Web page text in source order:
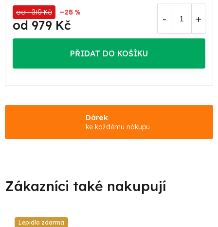
od 1 319 Kč –25 %
od 979 Kč
PŘIDAT DO KOŠÍKU
Dárek
ke každému nákupu
Lepidlo zdarma